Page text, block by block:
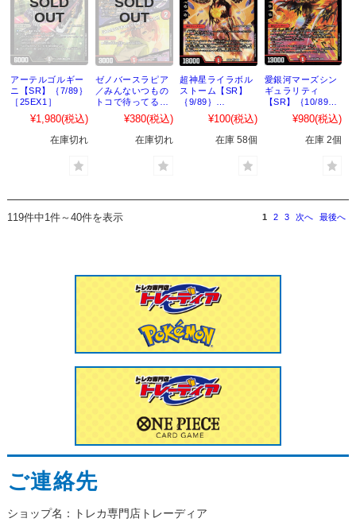
アーテルゴルギー
ニ【SR】｛7/89｝
［25EX1］
¥1,980(税込)
在庫切れ
ゼノバースラピア
／みんないつもの
トコで待ってるっ
て【SR】｛8/89｝
［25EX1］
¥380(税込)
在庫切れ
超神星ライラボル
ストーム【SR】
｛9/89｝
［25EX1］
¥100(税込)
在庫 58個
愛銀河マーズシン
ギュラリティ
【SR】｛10/89｝
［25EX1］
¥980(税込)
在庫 2個
119件中1件～40件を表示 1 2 3 次へ 最後へ
ご連絡先
ショップ名：トレカ専門店トレーディア